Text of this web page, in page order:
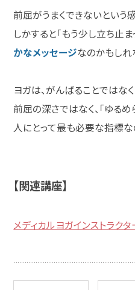
前屈がうまくできないという
しかすると「もう少し立ち止
かなメッセージなのかもしれ
ヨガは、がんばることではなく
前屈の深さではなく、「ゆる
人にとって最も必要な指標な
【関連講座】
メディカルヨガインストラク